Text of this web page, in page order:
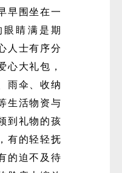
早围坐在一
睛满是期
人士有序分
心大礼包，
雨伞、收纳
生活物资与
到礼物的孩
有的轻轻抚
的迫不及待